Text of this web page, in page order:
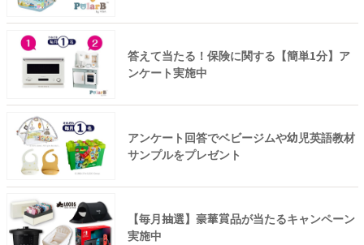
答えて当たる！保険に関する【簡単1分】ア
ンケート実施中
アンケート回答でベビージムや幼児英語教材
サンプルをプレゼント
【毎月抽選】豪華賞品が当たるキャンペーン
実施中